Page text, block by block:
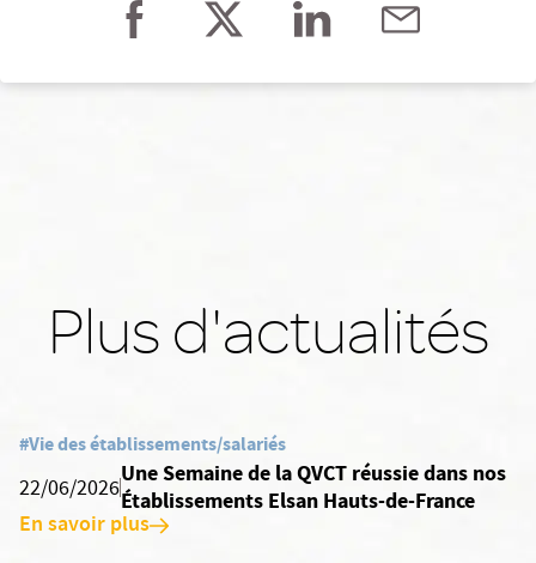
Plus d'actualités
#Vie des établissements/salariés
22/06/2026
Une Semaine de la QVCT réussie dans nos
Établissements Elsan Hauts-de-France
En savoir plus